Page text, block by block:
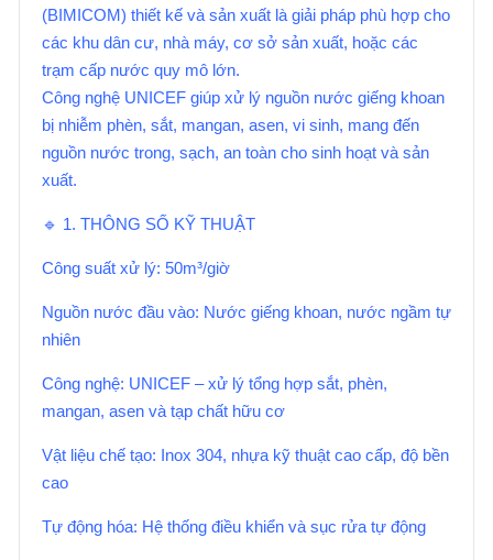
(BIMICOM) thiết kế và sản xuất là giải pháp phù hợp cho
các khu dân cư, nhà máy, cơ sở sản xuất, hoặc các
trạm cấp nước quy mô lớn.
Công nghệ UNICEF giúp xử lý nguồn nước giếng khoan
bị nhiễm phèn, sắt, mangan, asen, vi sinh, mang đến
nguồn nước trong, sạch, an toàn cho sinh hoạt và sản
xuất.
🔹 1. THÔNG SỐ KỸ THUẬT
Công suất xử lý: 50m³/giờ
Nguồn nước đầu vào: Nước giếng khoan, nước ngầm tự
nhiên
Công nghệ: UNICEF – xử lý tổng hợp sắt, phèn,
mangan, asen và tạp chất hữu cơ
Vật liệu chế tạo: Inox 304, nhựa kỹ thuật cao cấp, độ bền
cao
Tự động hóa: Hệ thống điều khiển và sục rửa tự động